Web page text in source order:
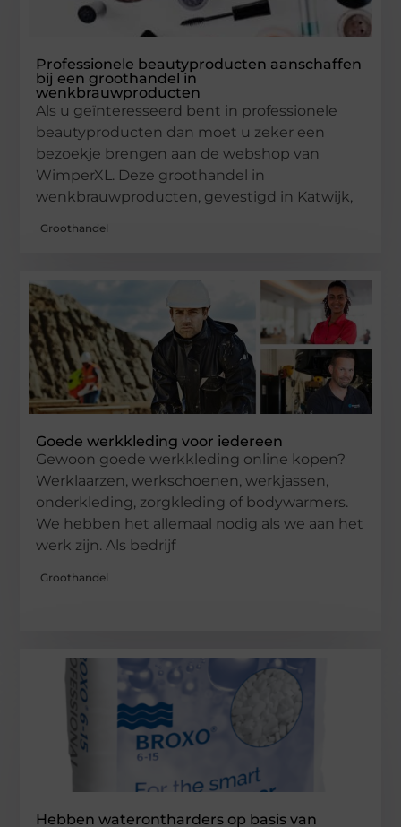
Professionele beautyproducten aanschaffen
bij een groothandel in
wenkbrauwproducten
Als u geïnteresseerd bent in professionele
beautyproducten dan moet u zeker een
bezoekje brengen aan de webshop van
WimperXL. Deze groothandel in
wenkbrauwproducten, gevestigd in Katwijk,
Groothandel
Goede werkkleding voor iedereen
Gewoon goede werkkleding online kopen?
Werklaarzen, werkschoenen, werkjassen,
onderkleding, zorgkleding of bodywarmers.
We hebben het allemaal nodig als we aan het
werk zijn. Als bedrijf
Groothandel
Hebben waterontharders op basis van